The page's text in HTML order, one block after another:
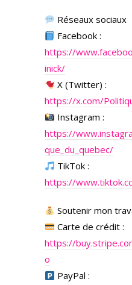
Réseaux sociaux
Facebook :
https://
inick/
X (Twitter) :
https://x.com/
Instagram :
https://
que_du_quebec/
TikTok :
https://
Soutenir mon
Carte de crédit :
https://
o
PayPal :